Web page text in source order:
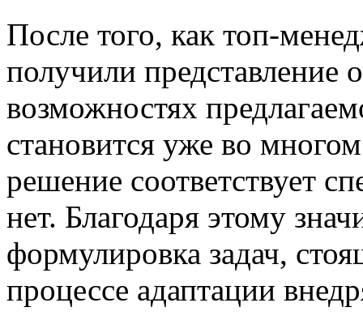
После того, как топ-
получили представление
возможностях
становится уже во
решение соответствует
нет. Благодаря этому
формулировка задач,
процессе адаптации